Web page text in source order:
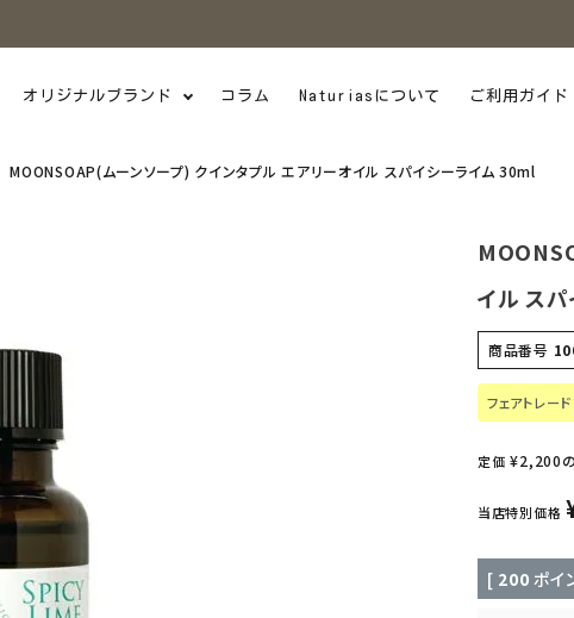
オリジナルブランド コラム Naturiasについて ご利用ガイド
MOONSOAP(ムーンソープ) クインタプル エアリーオイル スパイシーライム 30ml
イル ス
商品番号
フェアトレード
定価 ¥2,200
当店特別価格
[ 200 ポイ